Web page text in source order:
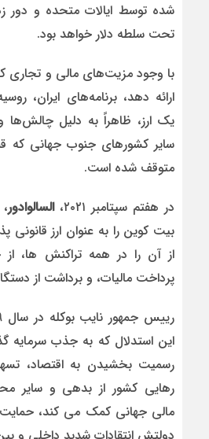
شده توسط ایالات متحده و دور
تحت سلطه دلار خواهد بود.
با وجود مزیت‌های مالی و تجاری
ارائه دهد، برنامه‌های ایران،
یک ارز، ظاهراً به دلیل
سایر کشورهای جنوب جهانی که
متوقف شده است.
در هفتم سپتامبر ۲۰۲۱،
السالوادور
بیت کوین را به عنوان ارز قانونی
از آن را در همه تراکنش ها،
پرداخت مالیات، و برداشت از
این استدلال که به جذب سرمایه
رسمیت بخشیدن به اقتصاد،
رهایی کشور از بدهی و سایر
مالی جهانی کمک می کند، حمایت